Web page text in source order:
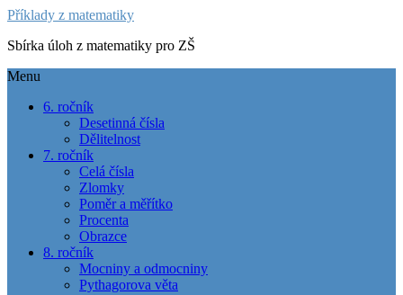
Příklady z matematiky
Sbírka úloh z matematiky pro ZŠ
Menu
6. ročník
Desetinná čísla
Dělitelnost
7. ročník
Celá čísla
Zlomky
Poměr a měřítko
Procenta
Obrazce
8. ročník
Mocniny a odmocniny
Pythagorova věta